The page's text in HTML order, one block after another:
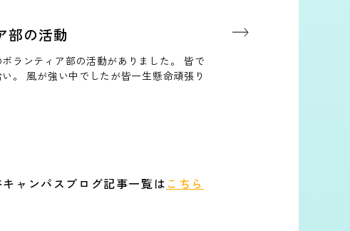
部の活動
ランティア部の活動がありました。 皆で
。 風が強い中でしたが皆一生懸命頑張り
ャンパスブログ記事一覧はこちら